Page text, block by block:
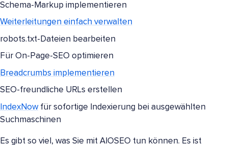
Schema-Markup implementieren
Weiterleitungen einfach verwalten
robots.txt-Dateien bearbeiten
Für On-Page-SEO optimieren
Breadcrumbs implementieren
SEO-freundliche URLs erstellen
IndexNowfür sofortige Indexierung bei ausgewählten
Suchmaschinen
Es gibt so viel, was Sie mit AIOSEO tun können. Es ist